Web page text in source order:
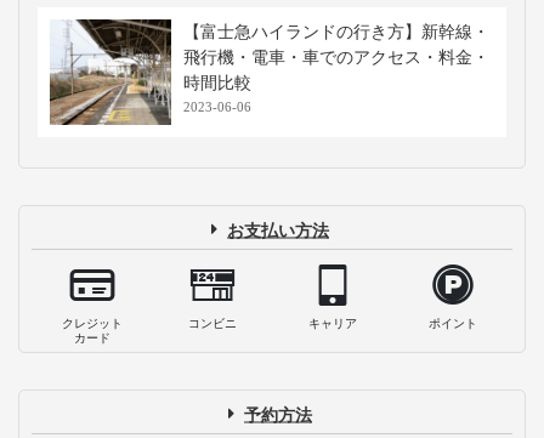
【富士急ハイランドの行き方】新幹線・
飛行機・電車・車でのアクセス・料金・
時間比較
2023-06-06
お支払い方法
クレジット
カード
コンビニ キャリア ポイント
予約方法